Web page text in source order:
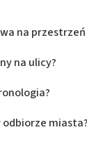
na przestrzeń
na ulicy?